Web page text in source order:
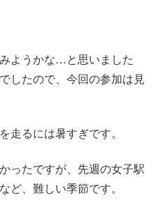
ようかな…と思いました
したので、今回の参加は見
走るには暑すぎです。
ったですが、先週の女子駅
ど、難しい季節です。